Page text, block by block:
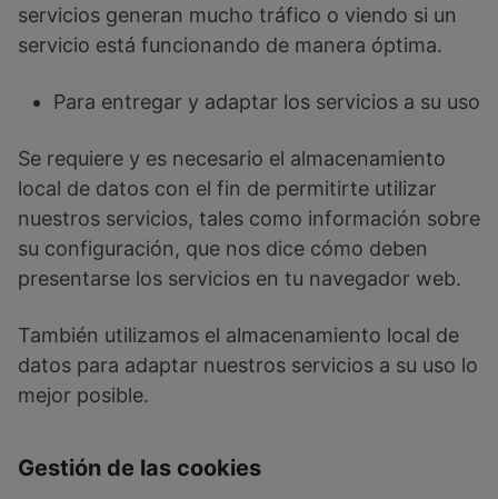
servicios generan mucho tráfico o viendo si un
servicio está funcionando de manera óptima.
Para entregar y adaptar los servicios a su uso
Se requiere y es necesario el almacenamiento
local de datos con el fin de permitirte utilizar
nuestros servicios, tales como información sobre
su configuración, que nos dice cómo deben
presentarse los servicios en tu navegador web.
También utilizamos el almacenamiento local de
datos para adaptar nuestros servicios a su uso lo
mejor posible.
Gestión de las cookies